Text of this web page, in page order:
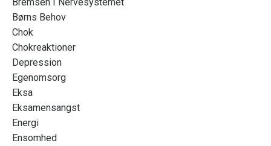
Børns Behov
Chok
Chokreaktioner
Depression
Egenomsorg
Eksa
Eksamensangst
Energi
Ensomhed